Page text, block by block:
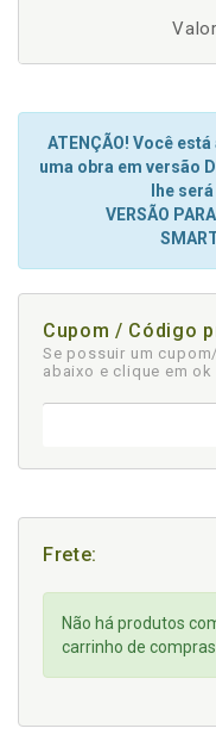
ATENÇÃO! Você
uma obra em versão
lhe
VERSÃO
Cupom / Código
Se possuir um
abaixo e clique em ok
Frete:
Não há produtos
carrinho de compras.